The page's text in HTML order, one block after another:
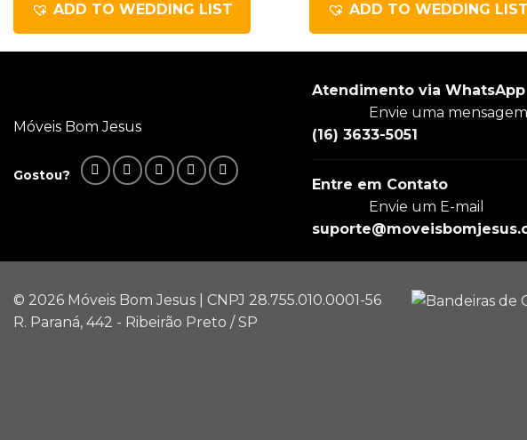
ADD TO WEDDING LIST ADD TO WEDDING LIST
Móveis Bom Jesus
Gostou?
Atendimento via WhatsApp
Envie uma mensagem
(16) 3633-5051
Entre em Contato
Envie um E-mail
© 2026 Móveis Bom Jesus | CNPJ 28.755.010.0001-56
R. Paraná, 442 - Ribeirão Preto / SP